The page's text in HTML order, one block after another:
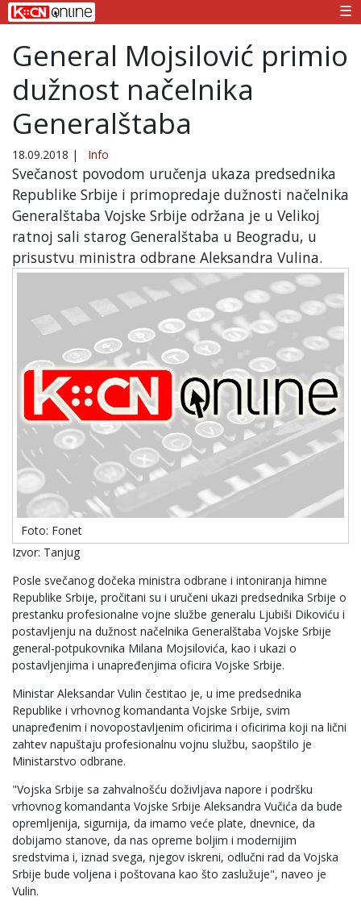
☰
General Mojsilović primio
dužnost načelnika
Generalštaba
18.09.2018 | Info
Svečanost povodom uručenja ukaza predsednika
Republike Srbije i primopredaje dužnosti načelnika
Generalštaba Vojske Srbije održana je u Velikoj
ratnoj sali starog Generalštaba u Beogradu, u
prisustvu ministra odbrane Aleksandra Vulina.
Foto: Fonet
Izvor: Tanjug
Posle svečanog dočeka ministra odbrane i intoniranja himne
Republike Srbije, pročitani su i uručeni ukazi predsednika Srbije o
prestanku profesionalne vojne službe generalu Ljubiši Dikoviću i
postavljenju na dužnost načelnika Generalštaba Vojske Srbije
general-potpukovnika Milana Mojsilovića, kao i ukazi o
postavljenjima i unapređenjima oficira Vojske Srbije.
Ministar Aleksandar Vulin čestitao je, u ime predsednika
Republike i vrhovnog komandanta Vojske Srbije, svim
unapređenim i novopostavljenim oficirima i oficirima koji na lični
zahtev napuštaju profesionalnu vojnu službu, saopštilo je
Ministarstvo odbrane.
"Vojska Srbije sa zahvalnošću doživljava napore i podršku
vrhovnog komandanta Vojske Srbije Aleksandra Vučića da bude
opremljenija, sigurnija, da imamo veće plate, dnevnice, da
dobijamo stanove, da nas opreme boljim i modernijim
sredstvima i, iznad svega, njegov iskreni, odlučni rad da Vojska
Srbije bude voljena i poštovana kao što zaslužuje", naveo je
Vulin.